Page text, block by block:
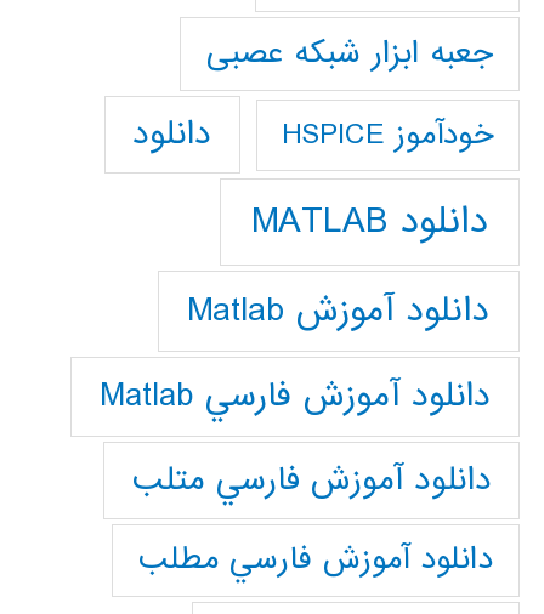
جعبه ابزار شبکه عصبی
خودآموز HSPICE دانلود
دانلود MATLAB
دانلود آموزش Matlab
دانلود آموزش فارسي Matlab
دانلود آموزش فارسي متلب
دانلود آموزش فارسي مطلب